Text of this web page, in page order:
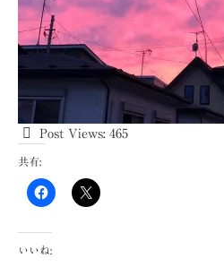
Post Views: 465
共有:
いいね: